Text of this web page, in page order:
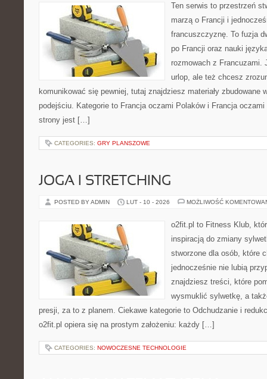
Ten serwis to przestrzeń
marzą o Francji i
francuszczyznę. To fuzja
po Francji oraz nauki
rozmowach z Francuzami.
urlop, ale też chcesz
komunikować się pewniej, tutaj znajdziesz materiały zbudowane
podejściu. Kategorie to Francja oczami Polaków i Francja
strony jest […]
CATEGORIES: GRY PLANSZOWE
JOGA I STRETCHING
POSTED BY ADMIN LUT - 10 - 2026 MOŻLIWOŚĆ
o2fit.pl to Fitness Klub,
inspiracją do zmiany
stworzone dla osób, które
jednocześnie nie lubią
znajdziesz treści, które
wysmuklić sylwetkę, a
presji, za to z planem. Ciekawe kategorie to Odchudzanie i
o2fit.pl opiera się na prostym założeniu: każdy […]
CATEGORIES: NOWOCZESNE TECHNOLOGIE